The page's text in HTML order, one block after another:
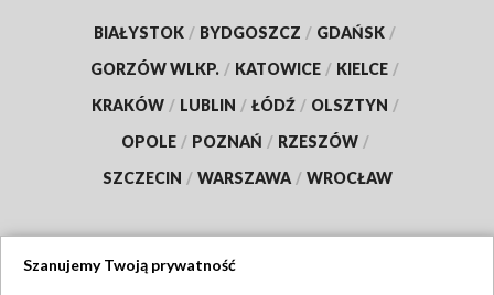
BIAŁYSTOK / BYDGOSZCZ / GDAŃSK /
GORZÓW WLKP. / KATOWICE / KIELCE /
KRAKÓW / LUBLIN / ŁÓDŹ / OLSZTYN /
OPOLE / POZNAŃ / RZESZÓW /
SZCZECIN / WARSZAWA / WROCŁAW
Szanujemy Twoją prywatność